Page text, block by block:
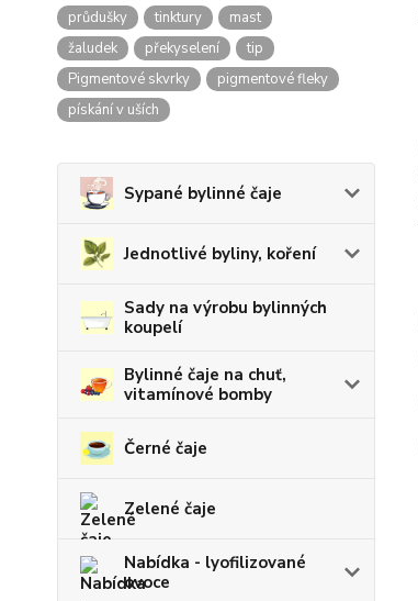
průdušky
tinktury
mast
žaludek
překyselení
tip
Pigmentové skvrky
pigmentové fleky
pískání v uších
Sypané bylinné čaje
Jednotlivé byliny, koření
Sady na výrobu bylinných
koupelí
Bylinné čaje na chuť,
vitamínové bomby
Černé čaje
Zelené čaje
Nabídka - lyofilizované
ovoce